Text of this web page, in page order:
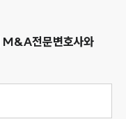
M&A전문변호사와